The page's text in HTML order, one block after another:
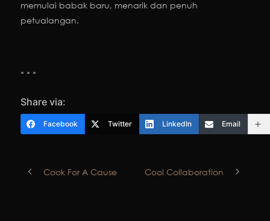
memulai babak baru, menarik dan penuh
petualangan.
* * *
Share via:
Facebook Twitter LinkedIn Email
Cook For A Cause Cool Collaboration